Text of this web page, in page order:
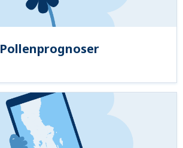
Pollenprognoser